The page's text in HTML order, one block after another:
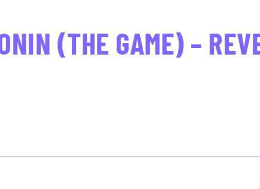
(THE GAME) –